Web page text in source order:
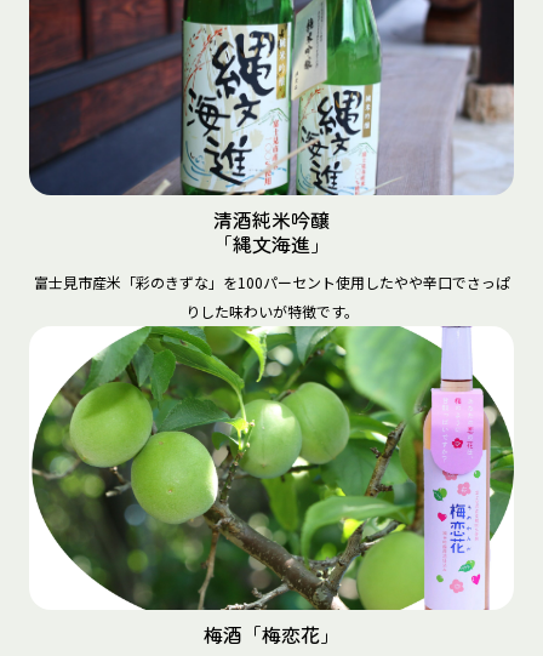
清酒純米吟醸
「縄文海進」
富士見市産米「彩のきずな」を100パーセント使用したやや辛口でさっぱ
りした味わいが特徴です。
梅酒「梅恋花」